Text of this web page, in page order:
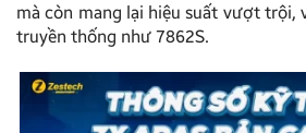
mà còn mang lại hiệu suất vượt trội,
truyền thống như 7862S.